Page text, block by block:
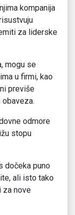
kompanija
za liderske
mogu se
u firmi, kao
previše
obaveza.
odmore
stopu
dočeka puno
ali isto tako
za nove